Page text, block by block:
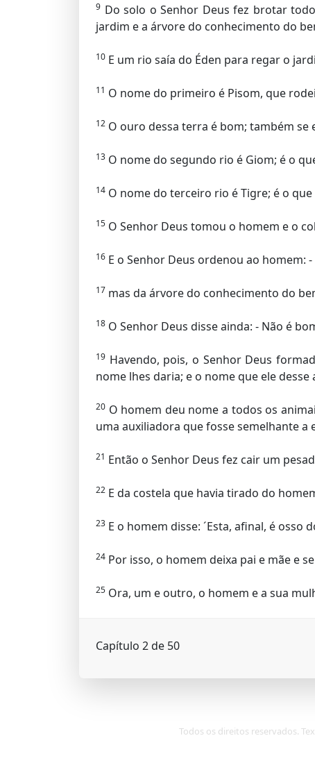
9 Do solo o Senhor Deus fez brotar
jardim e a árvore do conhecimento do
10 E um rio saía do Éden para regar o
11 O nome do primeiro é Pisom, que
12 O ouro dessa terra é bom; também
13 O nome do segundo rio é Giom; é o
14 O nome do terceiro rio é Tigre; é o
15 O Senhor Deus tomou o homem e o
16 E o Senhor Deus ordenou ao homem:
17 mas da árvore do conhecimento do
18 O Senhor Deus disse ainda: - Não é
19 Havendo, pois, o Senhor Deus
nome lhes daria; e o nome que ele
20 O homem deu nome a todos os
uma auxiliadora que fosse semelhante a
21 Então o Senhor Deus fez cair um
22 E da costela que havia tirado do
23 E o homem disse: ´Esta, afinal, é
24 Por isso, o homem deixa pai e mãe e
25 Ora, um e outro, o homem e a sua
Capítulo 2 de 50
Todos os direitos reservados.